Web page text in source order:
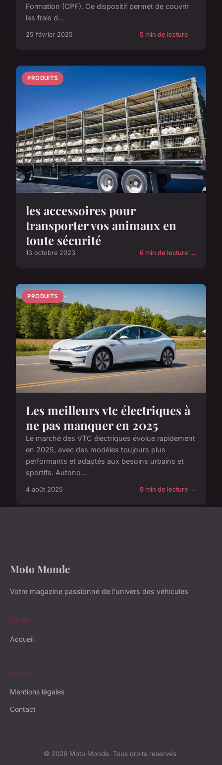
Formation (CPF). Ce dispositif permet de couvrir
les frais d...
25 février 2025 5 min de lecture →
PRODUITS
les accessoires pour
transporter vos animaux en
toute sécurité
13 octobre 2023 6 min de lecture →
PRODUITS
Les meilleurs vtc électriques à
ne pas manquer en 2025
Le marché des VTC électriques évolue rapidement
en 2025, avec des modèles toujours plus
performants et adaptés aux besoins urbains et
sportifs. Autono...
4 août 2025 9 min de lecture →
Moto Monde
Votre magazine passionné de l'univers des véhicules
LIENS
Accueil
LÉGAL
Mentions légales
Contact
© 2026 Moto Monde. Tous droits réservés.